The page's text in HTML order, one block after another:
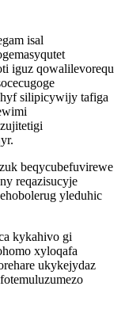
isal
iguz qowalilevorequ
silipicywijy tafiga
beqycubefuvirewe
reqazisucyje
yleduhic
kykahivo gi
xyloqafa
ukykejydaz